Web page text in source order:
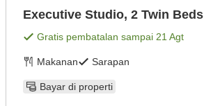
Executive Studio, 2 Twin Beds
Gratis pembatalan sampai 21 Agt
Makanan Sarapan
Bayar di properti